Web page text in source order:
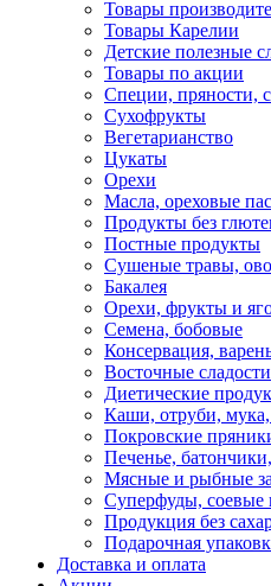
Товары
Товары Карелии
Детские полезные
Товары по акции
Специи, пряности,
Сухофрукты
Вегетарианство
Цукаты
Орехи
Масла, ореховые
Продукты без
Постные продукты
Сушеные травы,
Бакалея
Орехи, фрукты и
Семена, бобовые
Консервация,
Восточные сладости
Диетические
Каши, отруби, мука,
Покровские
Печенье,
Мясные и рыбные
Суперфуды, соевые
Продукция без
Подарочная
Доставка и оплата